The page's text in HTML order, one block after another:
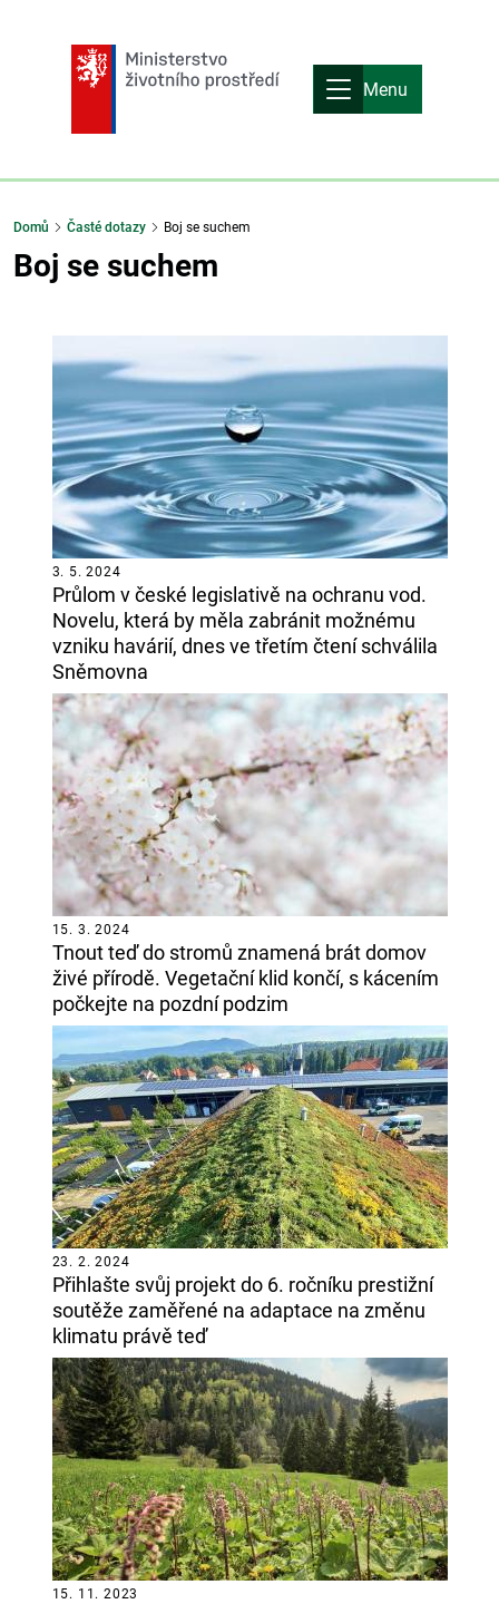
Menu
Domů Časté dotazy Boj se suchem
Boj se suchem
Průlom v české legislativě na ochranu vod.
Novelu, která by měla zabránit možnému
vzniku havárií, dnes ve třetím čtení schválila
Sněmovna
3. 5. 2024
Tnout teď do stromů znamená brát domov
živé přírodě. Vegetační klid končí, s kácením
počkejte na pozdní podzim
15. 3. 2024
Přihlašte svůj projekt do 6. ročníku prestižní
soutěže zaměřené na adaptace na změnu
klimatu právě teď
23. 2. 2024
15. 11. 2023